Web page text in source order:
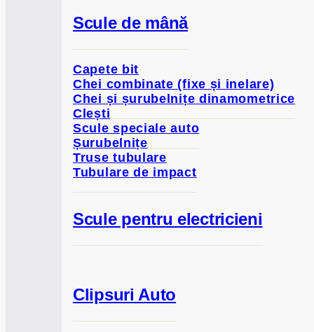
Scule de mână
Capete bit
Chei combinate (fixe și inelare)
Chei și șurubelnițe dinamometrice
Clești
Scule speciale auto
Șurubelnițe
Truse tubulare
Tubulare de impact
Scule pentru electricieni
Clipsuri Auto